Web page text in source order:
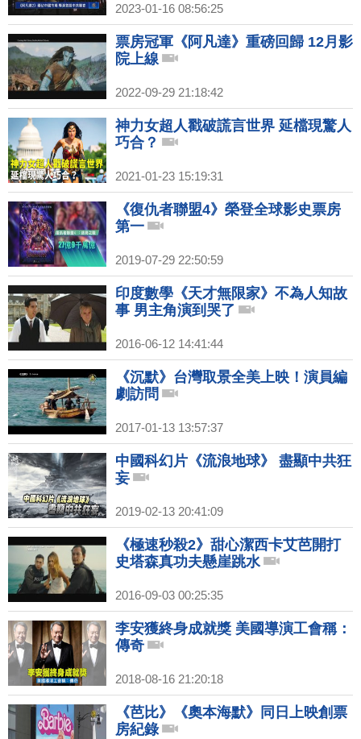
2023-01-16 08:56:25
票房冠軍《阿凡達》重磅回歸 12月影
院上線
2022-09-29 21:18:42
神力女超人戳破謊言世界 延檔現驚人
巧合？
2021-01-23 15:19:31
《復仇者聯盟4》榮登全球影史票房
第一
2019-07-29 22:50:59
印度數學《天才無限家》不為人知故
事 男主角演到哭了
2016-06-12 14:41:44
《沉默》台灣取景全美上映！演員編
劇訪問
2017-01-13 13:57:37
中國科幻片《流浪地球》 盡顯中共狂
妄
2019-02-13 20:41:09
《極速秒殺2》甜心潔西卡艾芭開打
史塔森真功夫懸崖跳水
2016-09-03 00:25:35
李安獲終身成就獎 美國導演工會稱：
傳奇
2018-08-16 21:20:18
《芭比》《奧本海默》同日上映創票
房紀錄